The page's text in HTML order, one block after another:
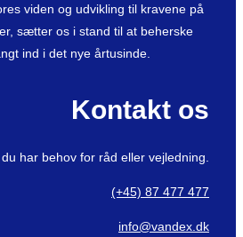
viden og udvikling til kravene på
sætter os i stand til at beherske
ind i det nye årtusinde.
Kontakt os
har behov for råd eller vejledning.
(+45) 87 477 477
info@vandex.dk